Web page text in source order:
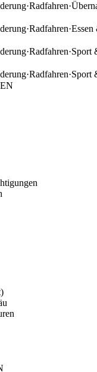
·Radfahren·
·Radfahren·
·Radfahren·Sport
·Radfahren·Sport